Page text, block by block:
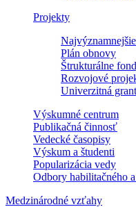
Projekty
Plán obnovy
Štrukturálne
Rozvojové
Univerzitná
Výskumné centrum
Publikačná činnosť
Vedecké časopisy
Výskum a študenti
Popularizácia vedy
Odbory habilitačného
Medzinárodné vzťahy